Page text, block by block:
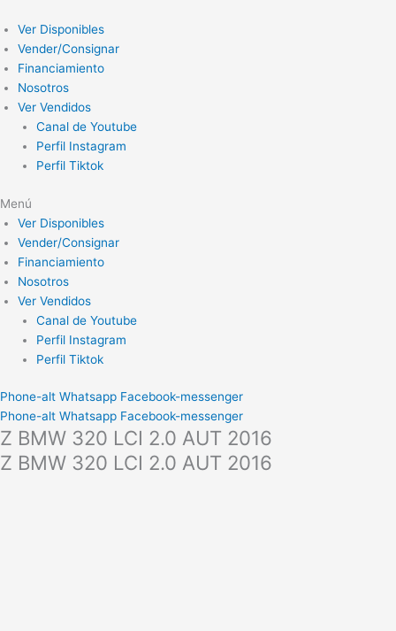
al
contenido
Ver Disponibles
Vender/Consignar
Financiamiento
Nosotros
Ver Vendidos
Canal de Youtube
Perfil Instagram
Perfil Tiktok
Menú
Ver Disponibles
Vender/Consignar
Financiamiento
Nosotros
Ver Vendidos
Canal de Youtube
Perfil Instagram
Perfil Tiktok
Phone-alt Whatsapp Facebook-messenger
Phone-alt Whatsapp Facebook-messenger
Z BMW 320 LCI 2.0 AUT 2016
Z BMW 320 LCI 2.0 AUT 2016